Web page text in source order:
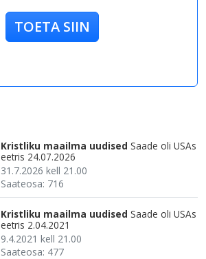
TOETA SIIN
Kristliku maailma uudised Saade oli USAs
eetris 24.07.2026
31.7.2026 kell 21.00
Saateosa: 716
Kristliku maailma uudised Saade oli USAs
eetris 2.04.2021
9.4.2021 kell 21.00
Saateosa: 477